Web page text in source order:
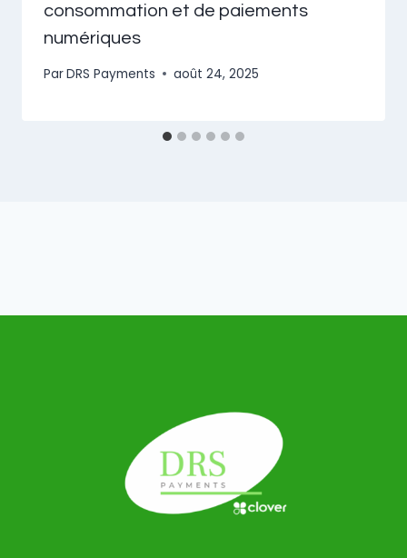
consommation et de paiements
numériques
ParDRS Payments août 24, 2025